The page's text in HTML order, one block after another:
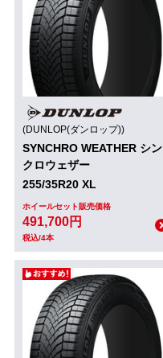
(DUNLOP(ダンロップ))
SYNCHRO WEATHER シン
クロウェザー
255/35R20 XL
ホイールセット販売価格
491,700円
税込/4本